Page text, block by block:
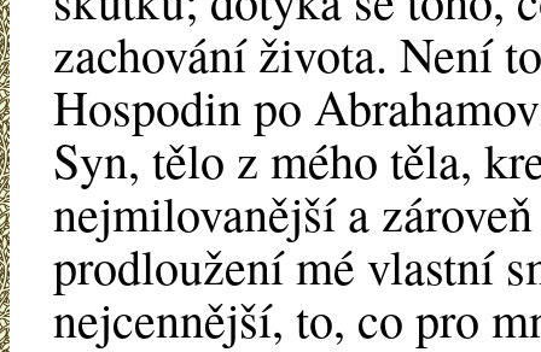
zachování života. Není
Hospodin po
Syn, tělo z mého těla,
nejmilovanější a
prodloužení mé vlastní
nejcennější, to, co pro